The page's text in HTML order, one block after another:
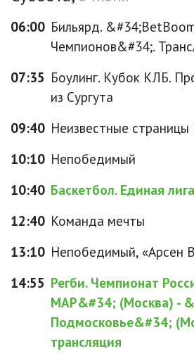
06:00 Бильярд.
Чемпионов&#34;.
07:35 Боулинг. Кубок КЛБ.
из Сургута
09:40 Неизвестные
10:10 Непобедимый
10:40 Баскетбол. Единая
12:40 Команда мечты
13:10 Непобедимый, «Арсен
14:55 Регби. Чемпионат
МАР&#34; (Москва) -
Подмосковье&#34;
трансляция